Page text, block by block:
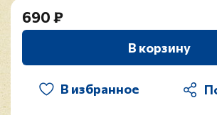
690 ₽
В корзину
В избранное